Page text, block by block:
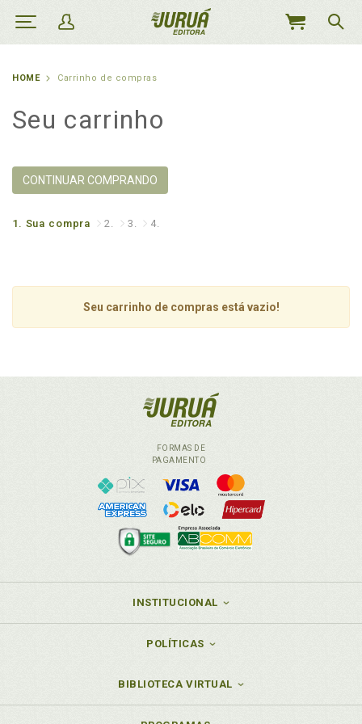
MEU
HOME Carrinho de compras
Seu carrinho
CONTINUAR COMPRANDO
1. Sua compra 2. 3. 4.
Seu carrinho de compras está vazio!
FORMAS DE
PAGAMENTO
INSTITUCIONAL
POLÍTICAS
BIBLIOTECA VIRTUAL